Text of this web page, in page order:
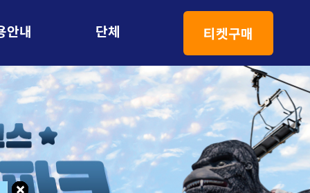
안내 단체 연간회원
티켓구매